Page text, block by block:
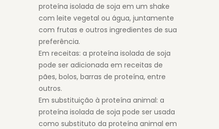
proteína isolada de soja em um shake
com leite vegetal ou água, juntamente
com frutas e outros ingredientes de sua
preferência.
Em receitas: a proteína isolada de soja
pode ser adicionada em receitas de
pães, bolos, barras de proteína, entre
outros.
Em substituição à proteína animal: a
proteína isolada de soja pode ser usada
como substituto da proteína animal em